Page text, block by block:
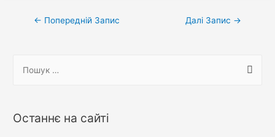
Навігація
← Попередній Запис Далі Запис →
у
Останнє на сайті